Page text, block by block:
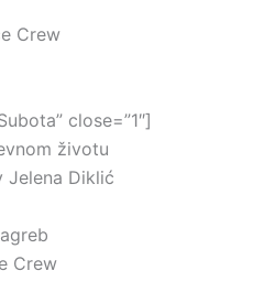
Crew
close=”1″]
životu
Jelena Diklić
Crew